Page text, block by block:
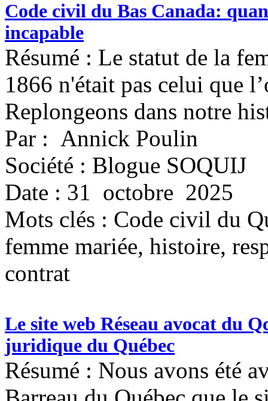
Code civil du Bas Canada:
incapable
Résumé : Le statut de la
1866 n'était pas celui que
Replongeons dans notre
Par : Annick Poulin
Société : Blogue SOQUIJ
Date : 31 octobre 2025
Mots clés : Code civil du
femme mariée, histoire,
contrat
Le site web Réseau avocat du
juridique du Québec
Résumé : Nous avons été